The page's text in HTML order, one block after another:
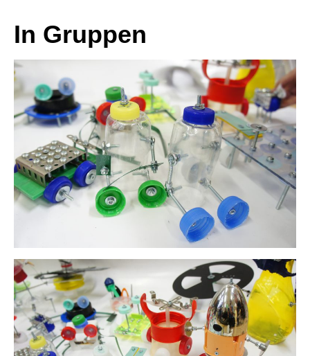
In Gruppen